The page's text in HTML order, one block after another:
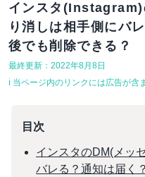
インスタ(Instagram)
り消しは相手側にバ
後でも削除できる？
最終更新：2022年8月8日
ℹ︎ 当ページ内のリンクには広告が含
目次
インスタのDM(メッ
バレる？通知は届く？